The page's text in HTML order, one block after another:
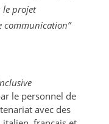
le projet
communication”
le personnel de
avec des